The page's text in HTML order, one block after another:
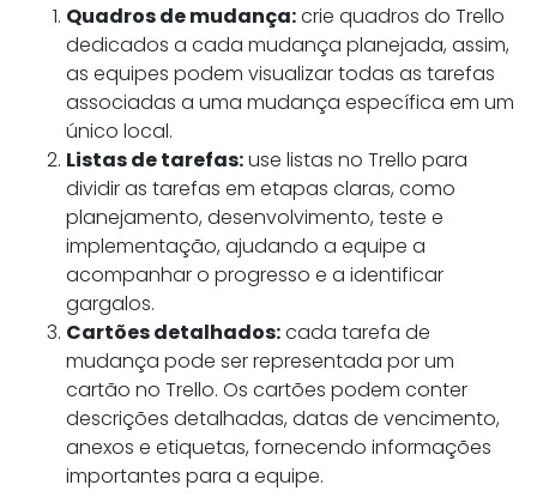
Quadros de mudança:crie quadros do Trello
dedicados a cada mudança planejada, assim,
as equipes podem visualizar todas as tarefas
associadas a uma mudança específica em um
único local.
Listas de tarefas:use listas no Trello para
dividir as tarefas em etapas claras, como
planejamento, desenvolvimento, teste e
implementação, ajudando a equipe a
acompanhar o progresso e a identificar
gargalos.
Cartões detalhados:cada tarefa de
mudança pode ser representada por um
cartão no Trello. Os cartões podem conter
descrições detalhadas, datas de vencimento,
anexos e etiquetas, fornecendo informações
importantes para a equipe.